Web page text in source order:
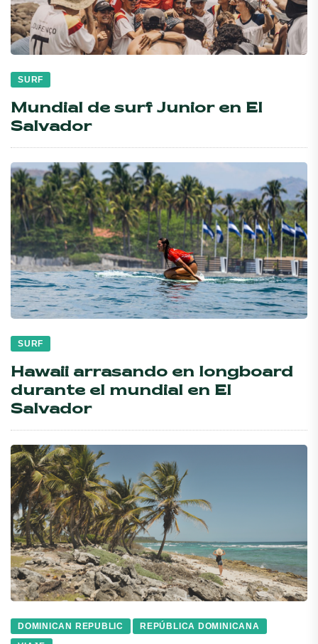
SURF
Mundial de surf Junior en El
Salvador
SURF
Hawaii arrasando en longboard
durante el mundial en El
Salvador
DOMINICAN REPUBLIC
REPÚBLICA DOMINICANA